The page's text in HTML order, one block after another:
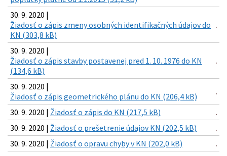
30. 9. 2020 |
Žiadosť o zápis zmeny osobných identifikačných údajov do
KN (303,8 kB)
30. 9. 2020 |
Žiadosť o zápis stavby postavenej pred 1. 10. 1976 do KN
(134,6 kB)
30. 9. 2020 |
Žiadosť o zápis geometrického plánu do KN (206,4 kB)
30. 9. 2020 | Žiadosť o zápis do KN (217,5 kB)
30. 9. 2020 | Žiadosť o prešetrenie údajov KN (202,5 kB)
30. 9. 2020 | Žiadosť o opravu chyby v KN (202,0 kB)